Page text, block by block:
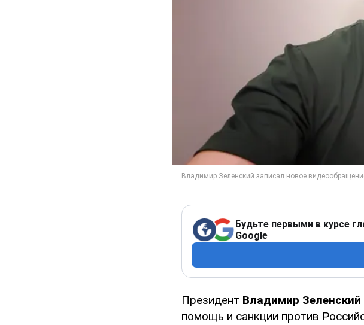
Будьте первыми в курсе
Google
Президент Владимир Зеленский
помощь и санкции против